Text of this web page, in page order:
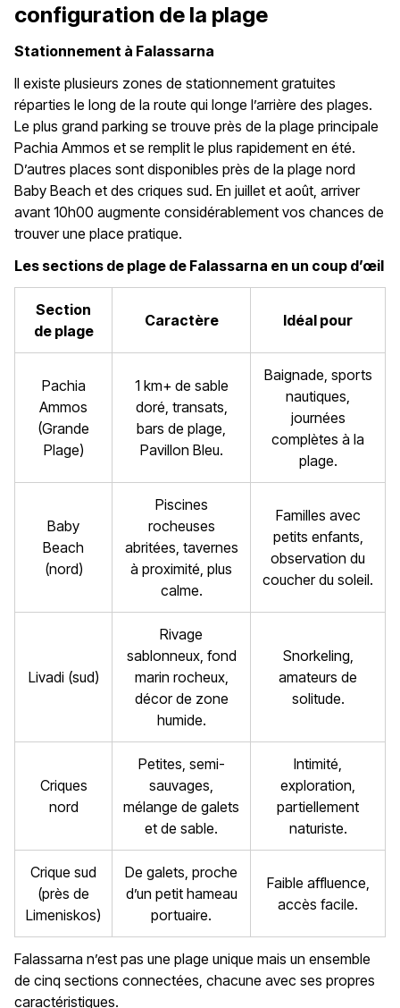
configuration de la plage
Stationnement à Falassarna
Il existe plusieurs zones de stationnement gratuites
réparties le long de la route qui longe l’arrière des plages.
Le plus grand parking se trouve près de la plage principale
Pachia Ammos et se remplit le plus rapidement en été.
D’autres places sont disponibles près de la plage nord
Baby Beach et des criques sud. En juillet et août, arriver
avant 10h00 augmente considérablement vos chances de
trouver une place pratique.
Les sections de plage de Falassarna en un coup d’œil
Section
de plage
Caractère Idéal pour
Pachia
Ammos
(Grande
Plage)
1 km+ de sable
doré, transats,
bars de plage,
Pavillon Bleu.
Baignade, sports
nautiques,
journées
complètes à la
plage.
Baby
Beach
(nord)
Piscines
rocheuses
abritées, tavernes
à proximité, plus
calme.
Familles avec
petits enfants,
observation du
coucher du soleil.
Livadi (sud)
Rivage
sablonneux, fond
marin rocheux,
décor de zone
humide.
Snorkeling,
amateurs de
solitude.
Criques
nord
Petites, semi-
sauvages,
mélange de galets
et de sable.
Intimité,
exploration,
partiellement
naturiste.
Crique sud
(près de
Limeniskos)
De galets, proche
d’un petit hameau
portuaire.
Faible affluence,
accès facile.
Falassarna n’est pas une plage unique mais un ensemble
de cinq sections connectées, chacune avec ses propres
caractéristiques.